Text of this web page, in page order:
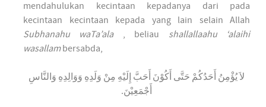
mendahulukan kecintaan kepadanya dari pada
kecintaan kecintaan kepada yang lain selain Allah
Subhanahu waTa’ala, beliau shallallaahu ‘alaihi
wasallambersabda,
لاَ يُؤْمِنُ أَحَدُكُمْ حَتَّى أَكُوْنَ أَحَبَّ إِلَيْهِ مِنْ وَلَدِهِ وَوَالِدِهِ وَالنَّاسِ
أَجْمَعِيْنَ.